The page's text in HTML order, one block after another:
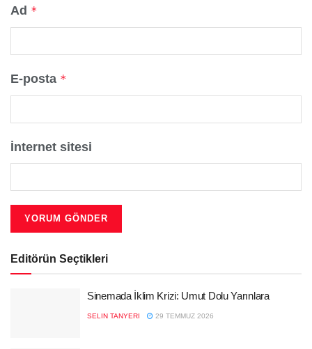
Ad *
E-posta *
İnternet sitesi
Editörün Seçtikleri
Sinemada İklim Krizi: Umut Dolu Yarınlara
SELIN TANYERI 29 TEMMUZ 2026